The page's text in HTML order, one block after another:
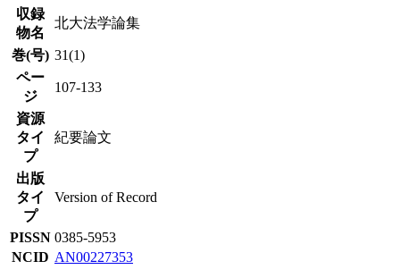
収録
物名
北大法学論集
巻(号) 31(1)
ペー
ジ
107-133
資源
タイ
プ
紀要論文
出版
タイ
プ
Version of Record
PISSN 0385-5953
NCID AN00227353